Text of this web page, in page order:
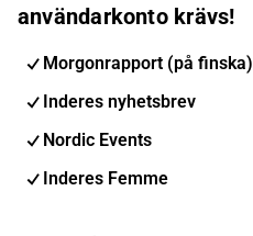
användarkonto krävs!
Morgonrapport (på finska)
Inderes nyhetsbrev
Nordic Events
Inderes Femme